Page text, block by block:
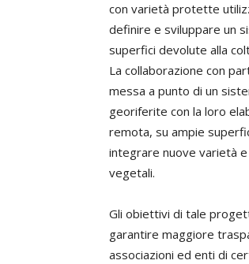
con varietà protette
definire e sviluppare un
superfici devolute alla
La collaborazione con
messa a punto di un
georiferite con la loro
remota, su ampie
integrare nuove varietà
vegetali.
Gli obiettivi di tale
garantire maggiore
associazioni ed enti di